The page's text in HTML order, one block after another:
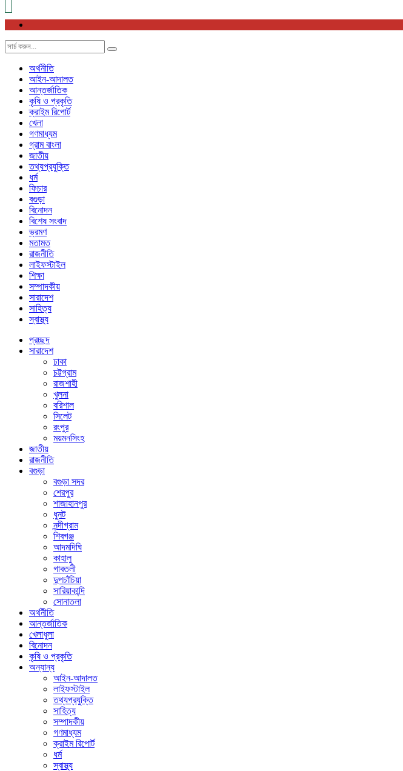
অর্থনীতি
আইন-আদালত
আন্তর্জাতিক
কৃষি ও প্রকৃতি
ক্রাইম রিপোর্ট
খেলা
গণমাধ্যম
গ্রাম বাংলা
জাতীয়
তথ্যপ্রযুক্তি
ধর্ম
ফিচার
বগুড়া
বিনোদন
বিশেষ সংবাদ
ভ্রমণ
মতামত
রাজনীতি
লাইফস্টাইল
শিক্ষা
সম্পাদকীয়
সারাদেশ
সাহিত্য
স্বাস্থ্য
প্রচ্ছদ
সারাদেশ
ঢাকা
চট্টগ্রাম
রাজশাহী
খুলনা
বরিশাল
সিলেট
রংপুর
ময়মনসিংহ
জাতীয়
রাজনীতি
বগুড়া
বগুড়া সদর
শেরপুর
শাজাহানপুর
ধুনট
নন্দীগ্রাম
শিবগঞ্জ
আদমদিঘি
কাহালু
গাবতলী
দুপচাঁচিয়া
সারিয়াকান্দি
সোনাতলা
অর্থনীতি
আন্তর্জাতিক
খেলাধুলা
বিনোদন
কৃষি ও প্রকৃতি
অন্যান্য
আইন-আদালত
লাইফস্টাইল
তথ্যপ্রযুক্তি
সাহিত্য
সম্পাদকীয়
গণমাধ্যম
ক্রাইম রিপোর্ট
ধর্ম
স্বাস্থ্য